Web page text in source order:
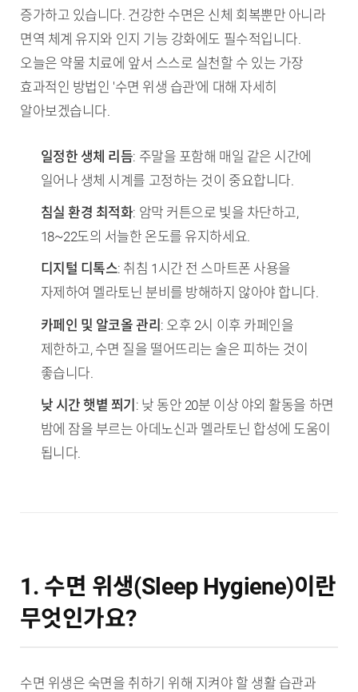
증가하고 있습니다. 건강한 수면은 신체 회복뿐만 아니라
면역 체계 유지와 인지 기능 강화에도 필수적입니다.
오늘은 약물 치료에 앞서 스스로 실천할 수 있는 가장
효과적인 방법인 '수면 위생 습관'에 대해 자세히
알아보겠습니다.
TL;DR (핵심 요약)
일정한 생체 리듬: 주말을 포함해 매일 같은 시간에
일어나 생체 시계를 고정하는 것이 중요합니다.
침실 환경 최적화: 암막 커튼으로 빛을 차단하고,
18~22도의 서늘한 온도를 유지하세요.
디지털 디톡스: 취침 1시간 전 스마트폰 사용을
자제하여 멜라토닌 분비를 방해하지 않아야 합니다.
카페인 및 알코올 관리 : 오후 2시 이후 카페인을
제한하고, 수면 질을 떨어뜨리는 술은 피하는 것이
좋습니다.
낮 시간 햇볕 쬐기 : 낮 동안 20분 이상 야외 활동을 하면
밤에 잠을 부르는 아데노신과 멜라토닌 합성에 도움이
됩니다.
1. 수면 위생(Sleep Hygiene)이란
무엇인가요?
수면 위생은 숙면을 취하기 위해 지켜야 할 생활 습관과